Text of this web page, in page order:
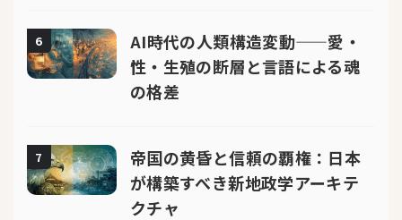
6
AI時代の人類構造変動——愛・
性・生殖の断層と言語による魂
の格差
7
帝国の黄昏と信頼の覇権：日本
が構築すべき新地政学アーキテ
クチャ